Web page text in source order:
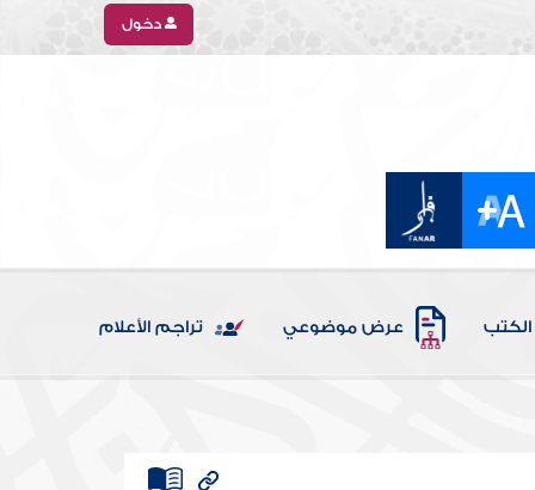
دخول
الكتب عرض موضوعي تراجم الأعلام